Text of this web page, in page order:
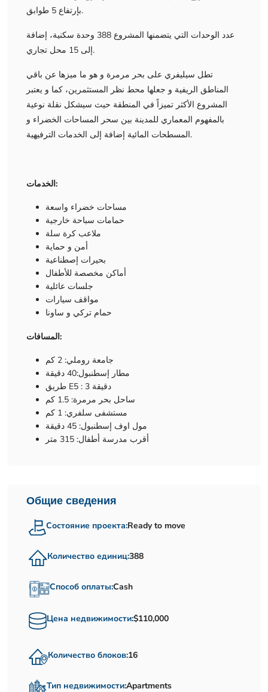
بإرتفاع 5 طوابق.
عدد الوحدات التي يتضمنها المشروع 388 وحدة سكنية، إضافة
إلى 15 محل تجاري.
تطل سيليفري على بحر مرمرة و هو ما ميزها عن باقي
المناطق الريفية و جعلها محط نظر المستثمرين، كما و يعتبر
المشروع الأكثر تميزاً في المنطقة حيث سيشكل نقلة نوعية
بالمفهوم المعماري للمدينة بين سحر المساحات الخضراء و
المسطحات المائية إضافة إلى الخدمات الترفيهية.
الخدمات:
مساحات خضراء واسعة
حمامات سباحة خارجية
ملاعب كرة سلة
أمن و حماية
بحيرات إصطناعية
أماكن مخصصة للأطفال
جلسات عائلية
مواقف سيارات
حمام تركي و ساونا
المسافات:
جامعة روملي: 2 كم
مطار إسطنبول:40 دقيقة
طريق E5 : 3 دقيقة
ساحل بحر مرمرة: 1.5 كم
مستشفى سلفري: 1 كم
مول اوف إسطنبول: 45 دقيقة
أقرب مدرسة أطفال: 315 متر
Общие сведения
Состояние проекта:Ready to move
Количество единиц:388
Способ оплаты:Cash
Цена недвижимости:$110,000
Количество блоков:16
Тип недвижимости:Apartments